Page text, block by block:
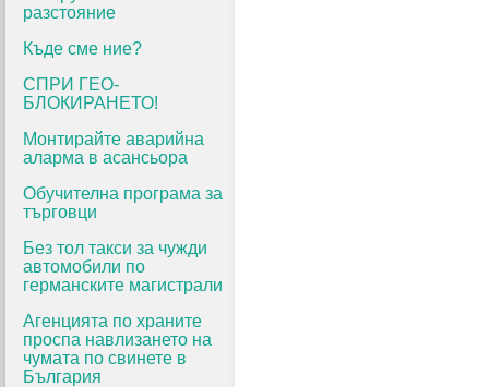
разстояние
Къде сме ние?
СПРИ ГЕО-
БЛОКИРАНЕТО!
Монтирайте аварийна
аларма в асансьора
Обучителна програма за
търговци
Без тол такси за чужди
автомобили по
германските магистрали
Агенцията по храните
проспа навлизането на
чумата по свинете в
България